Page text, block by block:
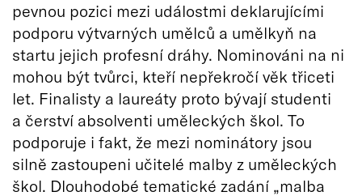
pevnou pozici mezi událostmi deklarujícími
podporu výtvarných umělců a umělkyň na
startu jejich profesní dráhy. Nominováni na ni
mohou být tvůrci, kteří nepřekročí věk třiceti
let. Finalisty a laureáty proto bývají studenti
a čerství absolventi uměleckých škol. To
podporuje i fakt, že mezi nominátory jsou
silně zastoupeni učitelé malby z uměleckých
škol. Dlouhodobé tematické zadání „malba